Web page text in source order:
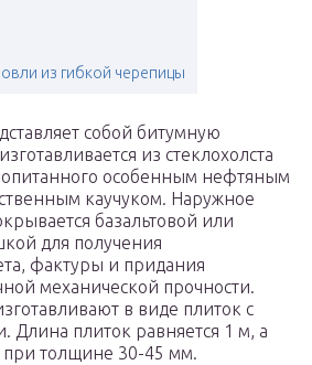
из гибкой черепицы
собой битумную
из стеклохолста
особенным нефтяным
каучуком. Наружное
базальтовой или
для получения
фактуры и придания
механической прочности.
в виде плиток с
плиток равняется 1 м, а
толщине 30-45 мм.